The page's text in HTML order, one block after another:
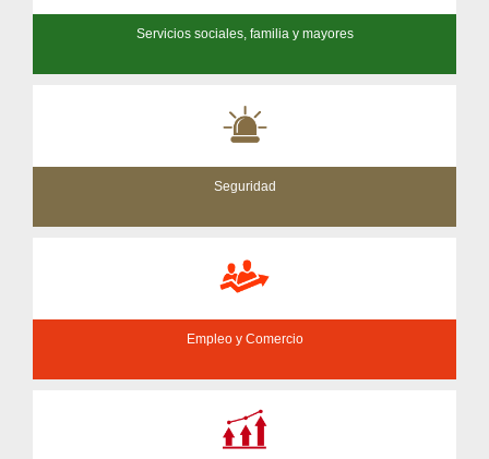
Servicios sociales, familia y mayores
Seguridad
Empleo y Comercio